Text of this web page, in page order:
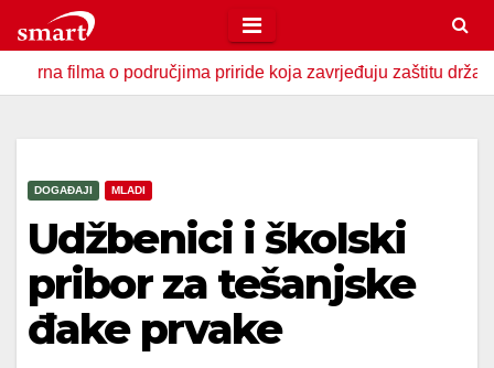
to
contento područjima priride koja zavrjeđuju zaštitu države
DOGAĐAJI MLADI
Udžbenici i školski
pribor za tešanjske
đake prvake